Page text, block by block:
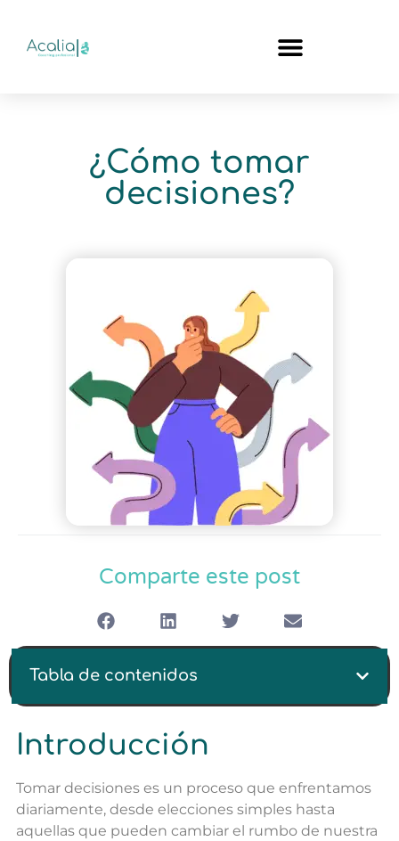
¿Cómo tomar
decisiones?
Comparte este post
Tabla de contenidos
Introducción
Tomar decisiones es un proceso que enfrentamos
diariamente, desde elecciones simples hasta
aquellas que pueden cambiar el rumbo de nuestra